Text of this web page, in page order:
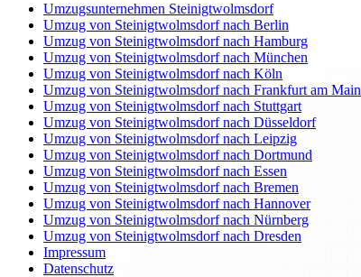
Umzugsunternehmen Steinigtwolmsdorf
Umzug von Steinigtwolmsdorf nach Berlin
Umzug von Steinigtwolmsdorf nach Hamburg
Umzug von Steinigtwolmsdorf nach München
Umzug von Steinigtwolmsdorf nach Köln
Umzug von Steinigtwolmsdorf nach Frankfurt am Main
Umzug von Steinigtwolmsdorf nach Stuttgart
Umzug von Steinigtwolmsdorf nach Düsseldorf
Umzug von Steinigtwolmsdorf nach Leipzig
Umzug von Steinigtwolmsdorf nach Dortmund
Umzug von Steinigtwolmsdorf nach Essen
Umzug von Steinigtwolmsdorf nach Bremen
Umzug von Steinigtwolmsdorf nach Hannover
Umzug von Steinigtwolmsdorf nach Nürnberg
Umzug von Steinigtwolmsdorf nach Dresden
Impressum
Datenschutz